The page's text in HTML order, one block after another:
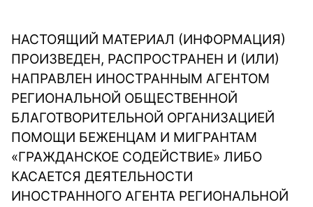
НАСТОЯЩИЙ МАТЕРИАЛ (ИНФОРМАЦИЯ)
ПРОИЗВЕДЕН, РАСПРОСТРАНЕН И (ИЛИ)
НАПРАВЛЕН ИНОСТРАННЫМ АГЕНТОМ
РЕГИОНАЛЬНОЙ ОБЩЕСТВЕННОЙ
БЛАГОТВОРИТЕЛЬНОЙ ОРГАНИЗАЦИЕЙ
ПОМОЩИ БЕЖЕНЦАМ И МИГРАНТАМ
«ГРАЖДАНСКОЕ СОДЕЙСТВИЕ» ЛИБО
КАСАЕТСЯ ДЕЯТЕЛЬНОСТИ
ИНОСТРАННОГО АГЕНТА РЕГИОНАЛЬНОЙ